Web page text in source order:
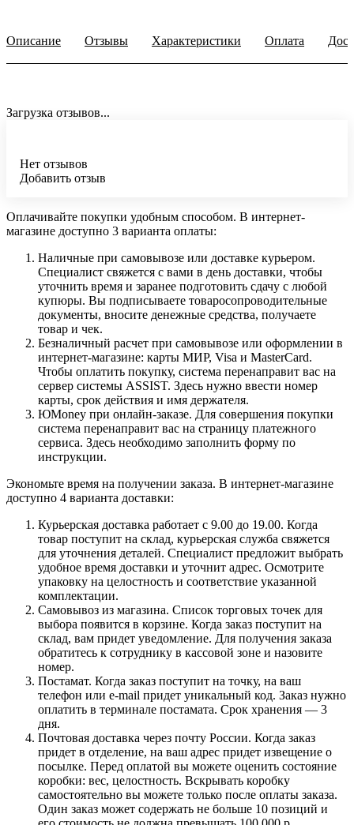
Описание Отзывы Характеристики Оплата
Загрузка отзывов...
Нет отзывов
Добавить отзыв
Оплачивайте покупки удобным способом. В интернет-
магазине доступно 3 варианта оплаты:
Наличные при самовывозе или доставке курьером.
Специалист свяжется с вами в день доставки, чтобы
уточнить время и заранее подготовить сдачу с любой
купюры. Вы подписываете товаросопроводительные
документы, вносите денежные средства, получаете
товар и чек.
Безналичный расчет при самовывозе или оформлении в
интернет-магазине: карты МИР, Visa и MasterCard.
Чтобы оплатить покупку, система перенаправит вас на
сервер системы ASSIST. Здесь нужно ввести номер
карты, срок действия и имя держателя.
ЮMoney при онлайн-заказе. Для совершения покупки
система перенаправит вас на страницу платежного
сервиса. Здесь необходимо заполнить форму по
инструкции.
Экономьте время на получении заказа. В интернет-магазине
доступно 4 варианта доставки:
Курьерская доставка работает с 9.00 до 19.00. Когда
товар поступит на склад, курьерская служба свяжется
для уточнения деталей. Специалист предложит выбрать
удобное время доставки и уточнит адрес. Осмотрите
упаковку на целостность и соответствие указанной
комплектации.
Самовывоз из магазина. Список торговых точек для
выбора появится в корзине. Когда заказ поступит на
склад, вам придет уведомление. Для получения заказа
обратитесь к сотруднику в кассовой зоне и назовите
номер.
Постамат. Когда заказ поступит на точку, на ваш
телефон или e-mail придет уникальный код. Заказ нужно
оплатить в терминале постамата. Срок хранения — 3
дня.
Почтовая доставка через почту России. Когда заказ
придет в отделение, на ваш адрес придет извещение о
посылке. Перед оплатой вы можете оценить состояние
коробки: вес, целостность. Вскрывать коробку
самостоятельно вы можете только после оплаты заказа.
Один заказ может содержать не больше 10 позиций и